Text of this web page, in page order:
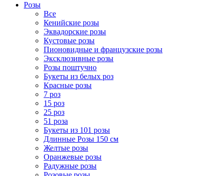
Розы
Все
Кенийские розы
Эквадорские розы
Кустовые розы
Пионовидные и французские розы
Эксклюзивные розы
Розы поштучно
Букеты из белых роз
Красные розы
7 роз
15 роз
25 роз
51 роза
Букеты из 101 розы
Длинные Розы 150 см
Желтые розы
Оранжевые розы
Радужные розы